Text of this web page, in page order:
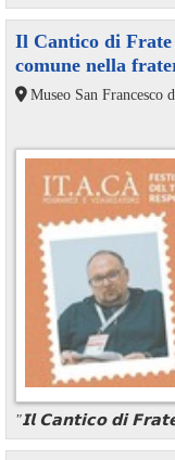
Il Cantico di Frate
comune nella
Museo San
"𝗜𝗹 𝗖𝗮𝗻𝘁𝗶𝗰𝗼 𝗱𝗶